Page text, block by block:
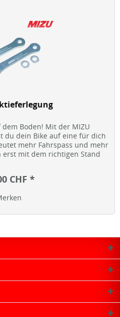
Boden! Mit der MIZU
du dein Bike auf eine für dich
mehr Fahrspass und mehr
mit dem richtigen Stand
CHF *